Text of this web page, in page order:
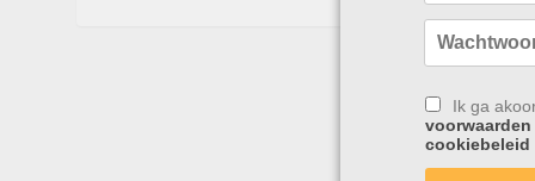
Ik ga
voorwaarden
cookiebeleid